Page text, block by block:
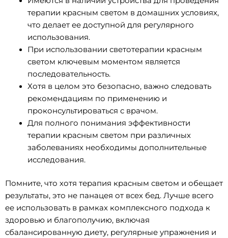
терапии красным светом в домашних условиях,
что делает ее доступной для регулярного
использования.
При использовании светотерапии красным
светом ключевым моментом является
последовательность.
Хотя в целом это безопасно, важно следовать
рекомендациям по применению и
проконсультироваться с врачом.
Для полного понимания эффективности
терапии красным светом при различных
заболеваниях необходимы дополнительные
исследования.
Помните, что хотя терапия красным светом и обещает
результаты, это не панацея от всех бед. Лучше всего
ее использовать в рамках комплексного подхода к
здоровью и благополучию, включая
сбалансированную диету, регулярные упражнения и